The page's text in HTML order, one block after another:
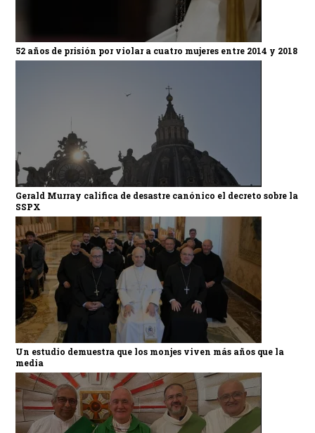
52 años de prisión por violar a cuatro mujeres entre 2014 y 2018
Gerald Murray califica de desastre canónico el decreto sobre la
SSPX
Un estudio demuestra que los monjes viven más años que la
media